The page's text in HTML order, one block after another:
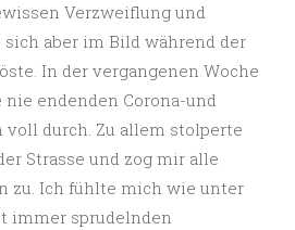
Verzweiflung und
aber im Bild während der
In der vergangenen Woche
endenden Corona-und
voll durch. Zu allem stolperte
Strasse und zog mir alle
zu. Ich fühlte mich wie unter
immer sprudelnden